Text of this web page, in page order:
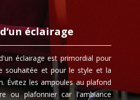
éclairage
éclairage est primordial pour
souhaitée et pour le style et la
Évitez les ampoules au plafond
ou plafonnier car l'ambiance